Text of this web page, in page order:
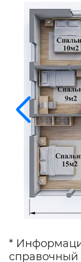
*
справочный